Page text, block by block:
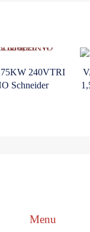
240VTRI
Schneider
Menu